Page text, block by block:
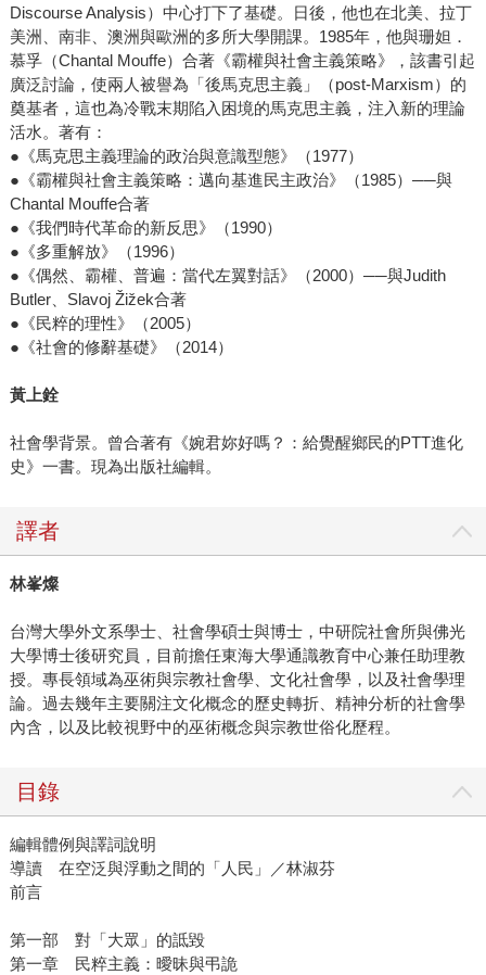
Discourse Analysis）中心打下了基礎。日後，他也在北美、拉丁
美洲、南非、澳洲與歐洲的多所大學開課。1985年，他與珊妲．
慕孚（Chantal Mouffe）合著《霸權與社會主義策略》，該書引起
廣泛討論，使兩人被譽為「後馬克思主義」（post-Marxism）的
奠基者，這也為冷戰末期陷入困境的馬克思主義，注入新的理論
活水。著有：
●《馬克思主義理論的政治與意識型態》（1977）
●《霸權與社會主義策略：邁向基進民主政治》（1985）──與
Chantal Mouffe合著
●《我們時代革命的新反思》（1990）
●《多重解放》（1996）
●《偶然、霸權、普遍：當代左翼對話》（2000）──與Judith
Butler、Slavoj Žižek合著
●《民粹的理性》（2005）
●《社會的修辭基礎》（2014）
黃上銓
社會學背景。曾合著有《婉君妳好嗎？：給覺醒鄉民的PTT進化
史》一書。現為出版社編輯。
譯者
林峯燦
台灣大學外文系學士、社會學碩士與博士，中研院社會所與佛光
大學博士後研究員，目前擔任東海大學通識教育中心兼任助理教
授。專長領域為巫術與宗教社會學、文化社會學，以及社會學理
論。過去幾年主要關注文化概念的歷史轉折、精神分析的社會學
內含，以及比較視野中的巫術概念與宗教世俗化歷程。
目錄
編輯體例與譯詞說明
導讀 在空泛與浮動之間的「人民」／林淑芬
前言
第一部 對「大眾」的詆毀
第一章 民粹主義：曖昧與弔詭